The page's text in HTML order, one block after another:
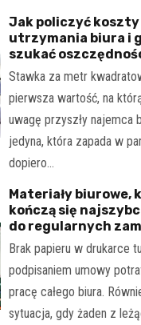
Jak policzyć koszty
utrzymania biura i
szukać
Stawka za metr
pierwsza wartość, na
uwagę przyszły najemca
jedyna, która zapada w
dopiero…
Materiały biurowe,
kończą się
do regularnych
Brak papieru w drukarce
podpisaniem umowy
pracę całego biura.
sytuacja, gdy żaden z